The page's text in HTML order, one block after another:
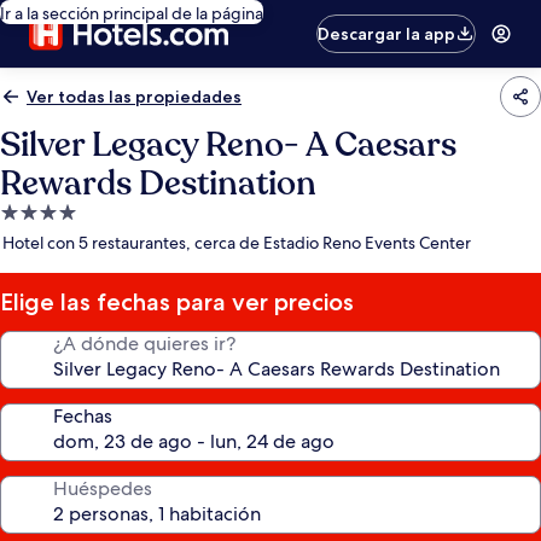
Ir a la sección principal de la página
Descargar la app
Ver todas las propiedades
Silver Legacy Reno- A Caesars
Rewards Destination
Propiedad
de
estrellas
Hotel con 5 restaurantes, cerca de Estadio Reno Events Center
Elige las fechas para ver precios
¿A dónde quieres ir?
Fechas
Huéspedes